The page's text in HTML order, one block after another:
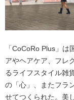
「CoCoRo Plus」
アやヘアケア、フレ
るライフスタイル雑
の「心」、またフラ
せてつくられた。美